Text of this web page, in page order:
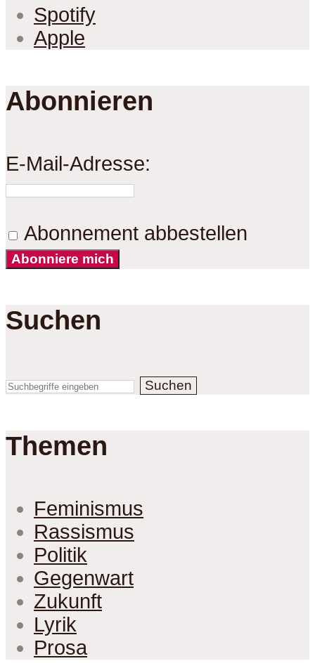
Spotify
Apple
Abonnieren
E-Mail-Adresse:
Abonnement abbestellen
Abonniere mich
Suchen
Suchen
Themen
Feminismus
Rassismus
Politik
Gegenwart
Zukunft
Lyrik
Prosa